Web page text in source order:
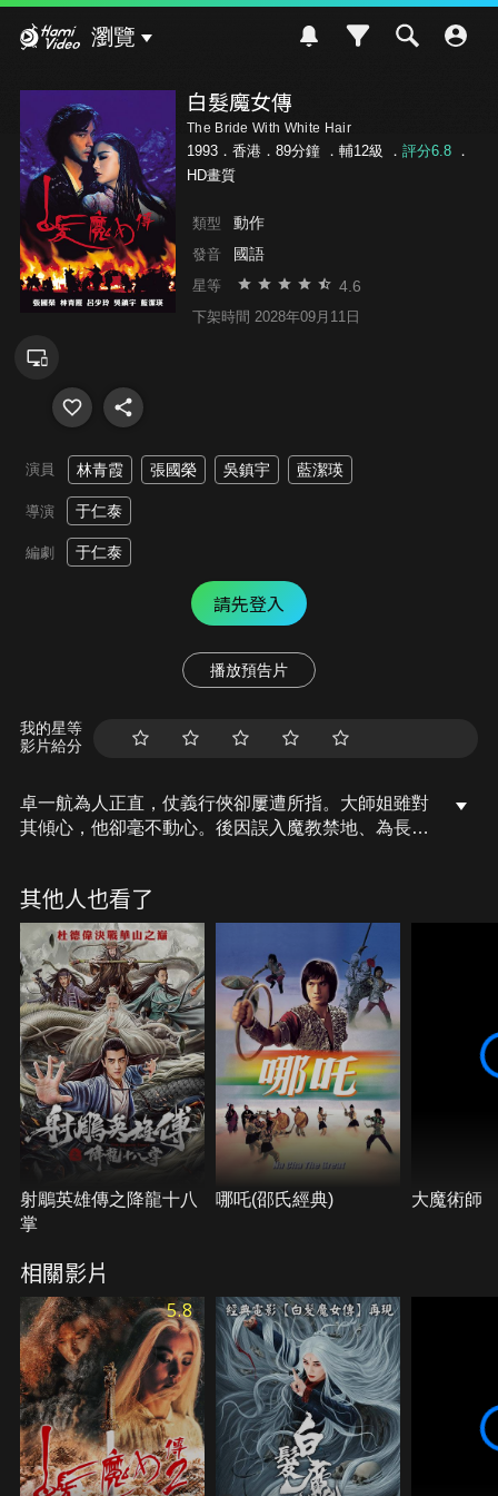
瀏覽
白髮魔女傳
The Bride With White Hair
1993．香港．89分鐘 ． 輔12級 ． 評分6.8．
HD畫質
類型 動作
發音 國語
星等 4.6
下架時間 2028年09月11日
演員 林青霞 張國榮 吳鎮宇 藍潔瑛
導演 于仁泰
編劇 于仁泰
請先登入
播放預告片
我的星等
影片給分
卓一航為人正直，仗義行俠卻屢遭所指。大師姐雖對
其傾心，他卻毫不動心。後因誤入魔教禁地、為長髮
覺練霓裳正是當年救他一命的長髮少女，兩情相悅、
互許終身。但武當長老囑卓一航應以大局為重，要練
霓裳離去，練霓裳因心傷導致烏髮瞬間全白，正邪終
不兩立。
其他人也看了
射鵰英雄傳之降龍十八
掌
哪吒(邵氏經典) 大魔術師
相關影片
5.8